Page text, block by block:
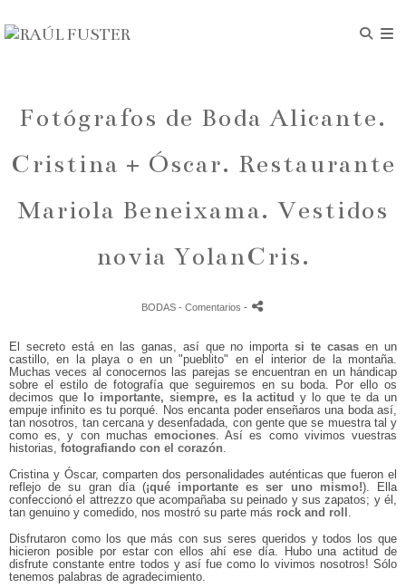
Fotógrafos de Boda Alicante.
Cristina + Óscar. Restaurante
Mariola Beneixama. Vestidos
novia YolanCris.
BODAS - Comentarios -
El secreto está en las ganas, así que no importasi te casas en un
castillo, en la playa o en un "pueblito" en el interior de la montaña.
Muchas veces al conocernos las parejas se encuentran en un hándicap
sobre el estilo de fotografía que seguiremos en su boda. Por ello os
decimos que
lo importante, siempre, es la actitud y lo que te da un
empuje infinito es tu porqué. Nos encanta poder enseñaros una boda así,
tan nosotros, tan cercana y desenfadada, con gente que se muestra tal y
como es, y con muchas emociones. Así es como vivimos vuestras
historias, fotografiando con el corazón.
Cristina y Óscar, comparten dos personalidades auténticas que fueron el
reflejo de su gran día (¡qué importante es ser uno mismo!). Ella
confeccionó el attrezzo que acompañaba su peinado y sus zapatos; y él,
tan genuino y comedido, nos mostró su parte más rock and roll .
Disfrutaron como los que más con sus seres queridos y todos los que
hicieron posible por estar con ellos ahí ese día. Hubo una actitud de
disfrute constante entre todos y así fue como lo vivimos nosotros! Sólo
tenemos palabras de agradecimiento.